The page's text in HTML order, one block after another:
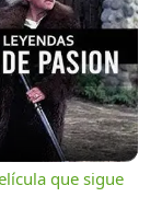
que sigue